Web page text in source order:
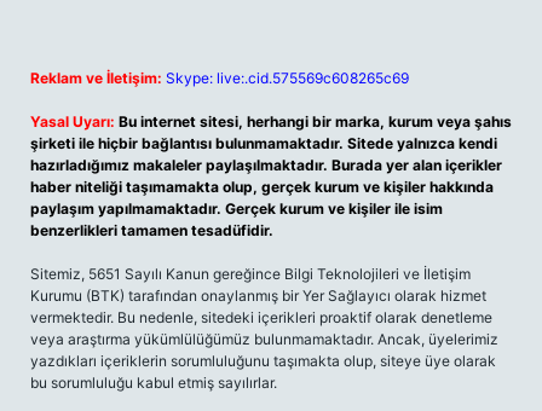
Reklam ve İletişim: Skype: live:.cid.575569c608265c69
Yasal Uyarı: Bu internet sitesi, herhangi bir marka, kurum veya şahıs
şirketi ile hiçbir bağlantısı bulunmamaktadır. Sitede yalnızca kendi
hazırladığımız makaleler paylaşılmaktadır. Burada yer alan içerikler
haber niteliği taşımamakta olup, gerçek kurum ve kişiler hakkında
paylaşım yapılmamaktadır. Gerçek kurum ve kişiler ile isim
benzerlikleri tamamen tesadüfidir.
Sitemiz, 5651 Sayılı Kanun gereğince Bilgi Teknolojileri ve İletişim
Kurumu (BTK) tarafından onaylanmış bir Yer Sağlayıcı olarak hizmet
vermektedir. Bu nedenle, sitedeki içerikleri proaktif olarak denetleme
veya araştırma yükümlülüğümüz bulunmamaktadır. Ancak, üyelerimiz
yazdıkları içeriklerin sorumluluğunu taşımakta olup, siteye üye olarak
bu sorumluluğu kabul etmiş sayılırlar.